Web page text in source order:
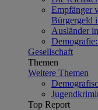
Empfänger
Bürgergeld
Ausländer
Gesellschaft
Themen
Weitere Themen
Top Report